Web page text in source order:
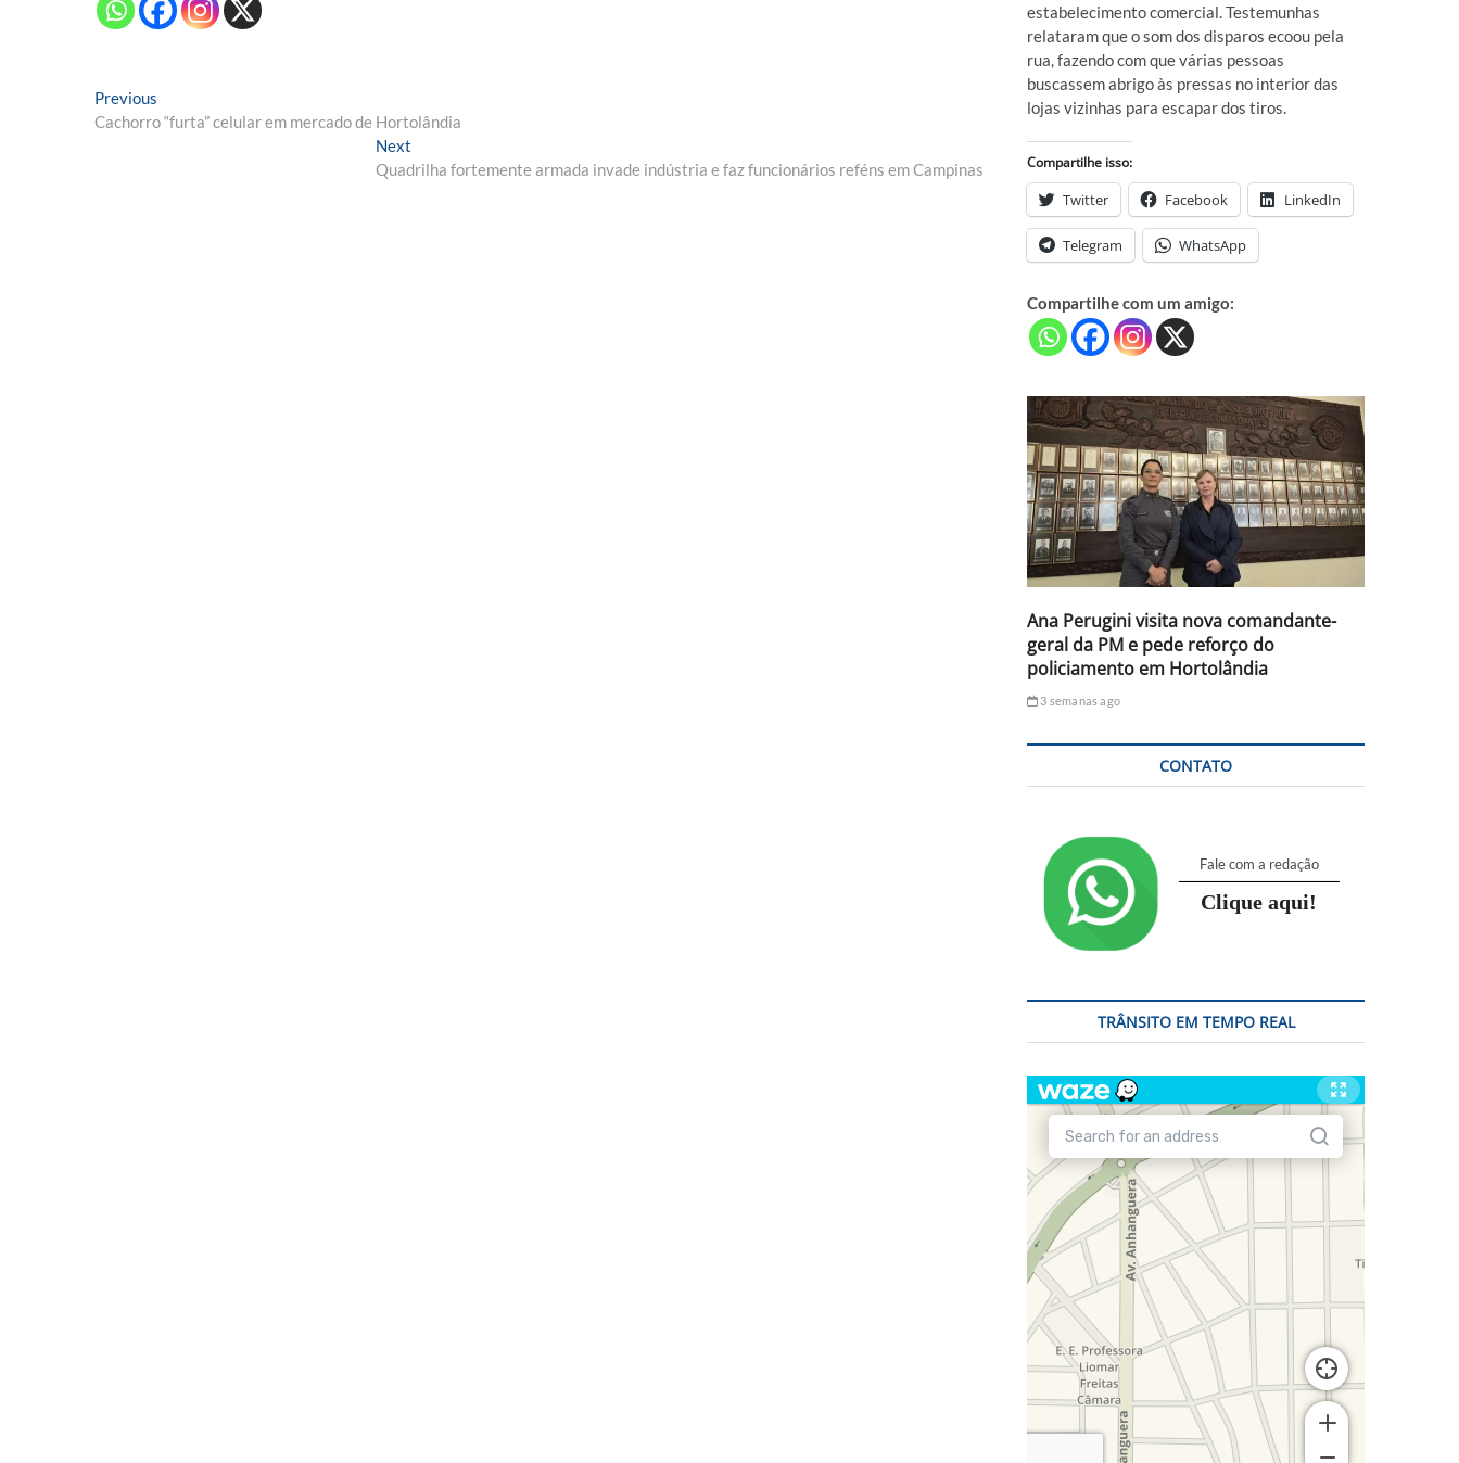
Navegação
de
Previous
post:
Cachorro “furta” celular em mercado de Hortolândia
Next
post:
Quadrilha fortemente armada invade indústria e faz funcionários reféns em Campinas
estabelecimento comercial. Testemunhas
relataram que o som dos disparos ecoou pela
rua, fazendo com que várias pessoas
buscassem abrigo às pressas no interior das
lojas vizinhas para escapar dos tiros.
Compartilhe isso:
Twitter Facebook LinkedIn
Telegram WhatsApp
Compartilhe com um amigo:
Ana Perugini visita nova comandante-
geral da PM e pede reforço do
policiamento em Hortolândia
3 semanas ago
CONTATO
Fale com a redação
Clique aqui!
TRÂNSITO EM TEMPO REAL